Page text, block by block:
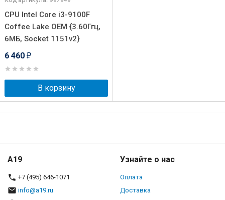
CPU Intel Core i3-9100F
Coffee Lake OEM {3.60Ггц,
6МБ, Socket 1151v2}
6 460 ₽
В корзину
A19
+7 (495) 646-1071
info@a19.ru
Узнайте о нас
Оплата
Доставка